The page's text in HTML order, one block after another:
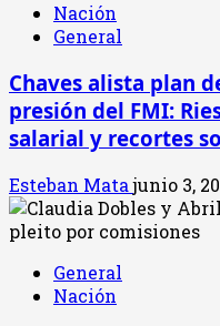
Nación
General
Chaves alista plan
presión del FMI:
salarial y recortes
Esteban Matajunio 3,
General
Nación